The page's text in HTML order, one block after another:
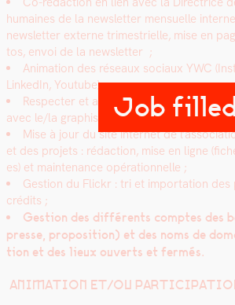
Job filled
humaines de la newslet­ter men­su­elle
newslet­ter externe trimestrielle, mise en
tos, envoi de la newslet­ter ;
Ani­ma­tion des réseaux soci­aux YWC
LinkedIn, Youtube) ;
Respecter et appli­quer la charte
avec le/la graphiste ;
Mise à jour du site inter­net de
et des pro­jets : rédac­tion, mise en ligne
es) et main­te­nance opéra­tionnelle ;
Ges­tion du Flickr : tri et impor­ta­tion des
crédits ;
Ges­tion des dif­férents comptes des
presse, propo­si­tion) et des noms de
tion et des lieux ouverts et fer­més.
ANIMATION ET/OU